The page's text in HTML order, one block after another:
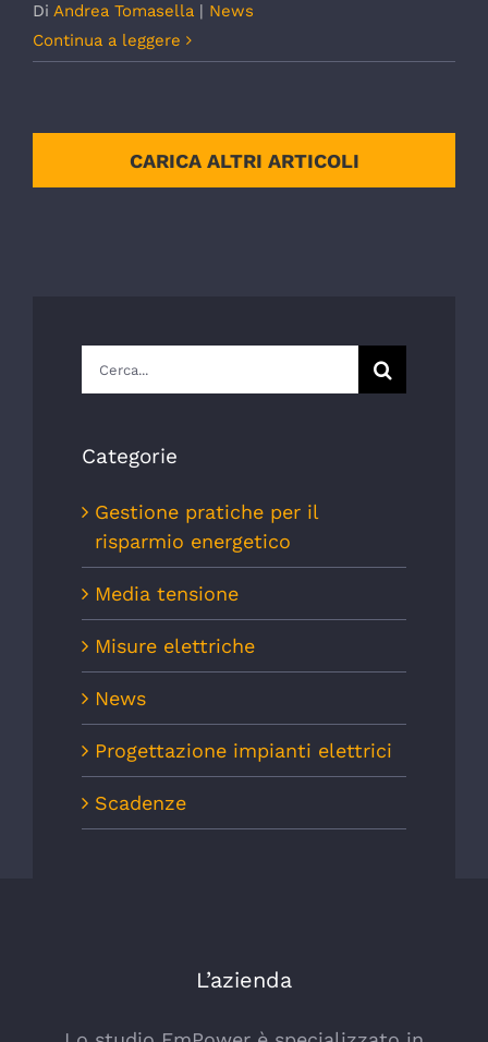
Di Andrea Tomasella | News
Continua a leggere
CARICA ALTRI ARTICOLI
Cerca
per:
Categorie
Gestione pratiche per il
risparmio energetico
Media tensione
Misure elettriche
News
Progettazione impianti elettrici
Scadenze
L’azienda